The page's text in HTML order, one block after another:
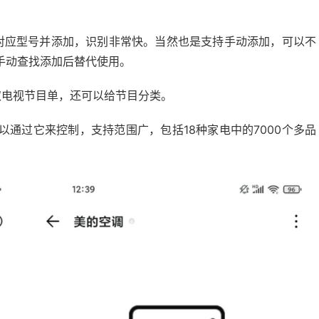
型号并添加，识别非常快。当然也是支持手动添加，可以不
查找添加后替代使用。
视节目单，还可以给节目分类。
通过它来控制，支持范围广，包括18种家电中的7000个多品